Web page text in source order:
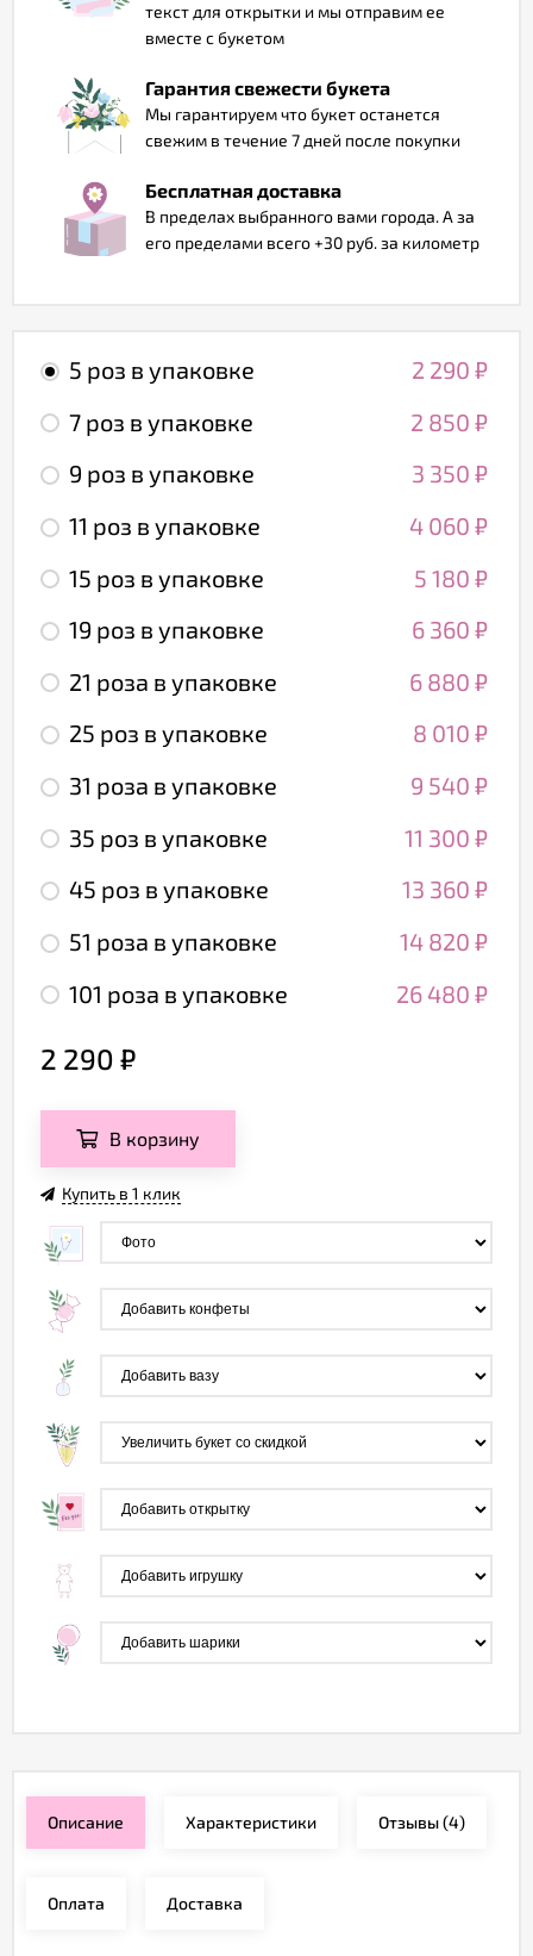
текст для открытки и мы отправим ее
вместе с букетом
Гарантия свежести букета
Мы гарантируем что букет останется
свежим в течение 7 дней после покупки
Бесплатная доставка
В пределах выбранного вами города. А за
его пределами всего +30 руб. за километр
5 роз в упаковке 2 290 ₽
7 роз в упаковке
2 850 ₽
9 роз в упаковке
3 350 ₽
11 роз в упаковке
4 060 ₽
15 роз в упаковке
5 180 ₽
19 роз в упаковке
6 360 ₽
21 роза в упаковке
6 880 ₽
25 роз в упаковке
8 010 ₽
31 роза в упаковке
9 540 ₽
35 роз в упаковке
11 300 ₽
45 роз в упаковке
13 360 ₽
51 роза в упаковке
14 820 ₽
101 роза в упаковке
26 480 ₽
2 290 ₽
В корзину
Купить в 1 клик
Описание Характеристики Отзывы(4)
Оплата Доставка